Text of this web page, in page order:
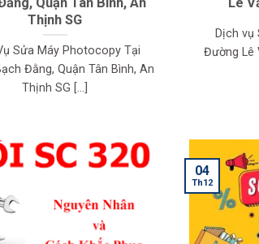
Thịnh SG
Sửa Máy Photocopy Tại
Đằng, Quận Tân Bình, An
Thịnh SG [...]
Dịch
Đường Lê
04
Th12